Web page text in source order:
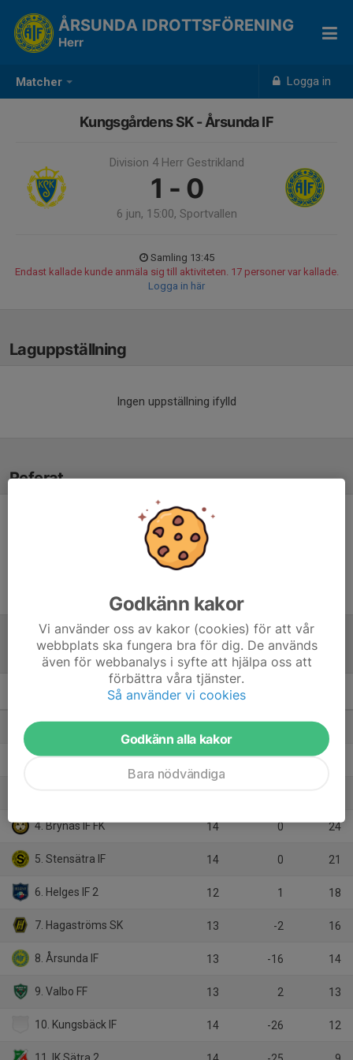
Matcher Logga in
ÅRSUNDA IDROTTSFÖRENING
Herr
Kungsgårdens SK - Årsunda IF
Division 4 Herr Gestrikland
1 - 0
6 jun, 15:00, Sportvallen
Samling 13:45
Endast kallade kunde anmäla sig till aktiviteten. 17 personer var kallade.
Logga in här
Laguppställning
Ingen uppställning ifylld
Referat
Inget referat skrivet
Tabell
Division 4 Herr Gestrikland M
1. Kungsgårdens SK
2. Hille IF 13 35
4. Brynäs IF FK 14 0 24
5. Stensätra IF 14 0 21
6. Helges IF 2 12 1 18
7. Hagaströms SK 13 -2 16
8. Årsunda IF 13 -16 14
9. Valbo FF 13 2 13
10. Kungsbäck IF 14 -26 12
Godkänn kakor
Vi använder oss av kakor (cookies) för att vår
webbplats ska fungera bra för dig. De används
även för webbanalys i syfte att hjälpa oss att
förbättra våra tjänster.
Så använder vi cookies
Godkänn alla kakor
Bara nödvändiga